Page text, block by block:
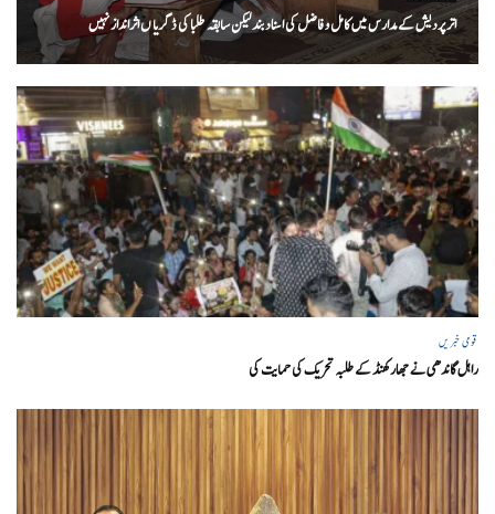
اتر پردیش کےمدارس میں کامل و فاضل کی اسناد بند لیکن سابقہ طلبا کی ڈگریا ں اثرانداز نہیں
قومی خبریں
راہل گاندھی نے جھارکھنڈ کے طلبہ تحریک کی حمایت کی